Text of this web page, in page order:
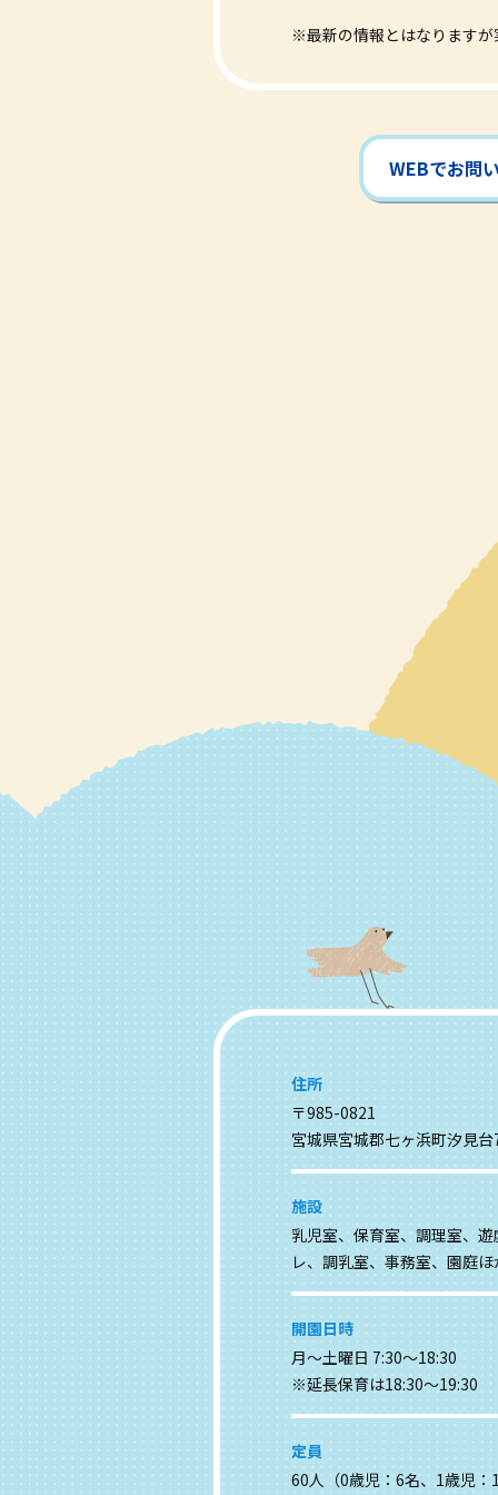
※最新の情報とはなります
WEBでお問
住所
〒985-0821
宮城県宮城郡七ヶ浜町汐見
施設
乳児室、保育室、調理室、
レ、調乳室、事務室、園庭ほ
開園日時
月～土曜日 7:30～18:30
※延長保育は18:30～19:30
定員
60人（0歳児：6名、1歳児